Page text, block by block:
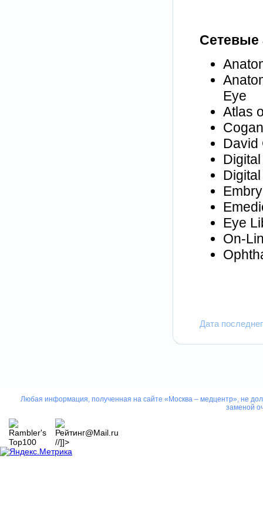
Сетевые
Eye
Atlas
David
Eye
On-
Дата
Любая информация, полученная на сайте «Москва – медцентр», не
заменой
//]]>